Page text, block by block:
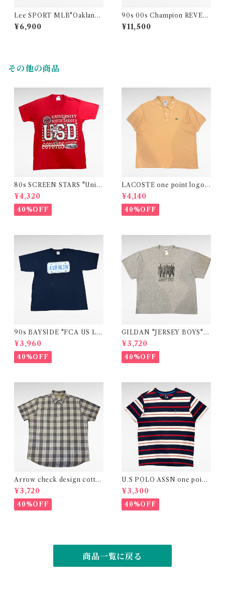
Lee SPORT MLB"Oakland
Athletics "Sweat(made in U
SA)
¥6,900
90s 00s Champion REVER
SE WEAVE “A&E NETWOR
K” print sweat
¥11,500
その他の商品
80s SCREEN STARS "Univ
ersity of South Dakota "col
lege print t-shirt
¥4,320
40%OFF
LACOSTE one point logo e
mbroidery plain polo shirt
¥4,140
40%OFF
90s BAYSIDE "FCA US LL
¥3,960
40%OFF
GILDAN "JERSEY BOYS"
movie print t-shirt
¥3,720
40%OFF
Arrow check design cotto
n polyester shirt
¥3,720
40%OFF
U.S POLO ASSN one point
logo border design t-shirt
¥3,300
40%OFF
商品一覧に戻る